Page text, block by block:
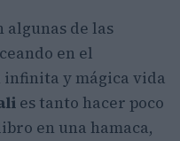
algunas de las
en el
infinita y mágica vida
es tanto hacer poco
en una hamaca,